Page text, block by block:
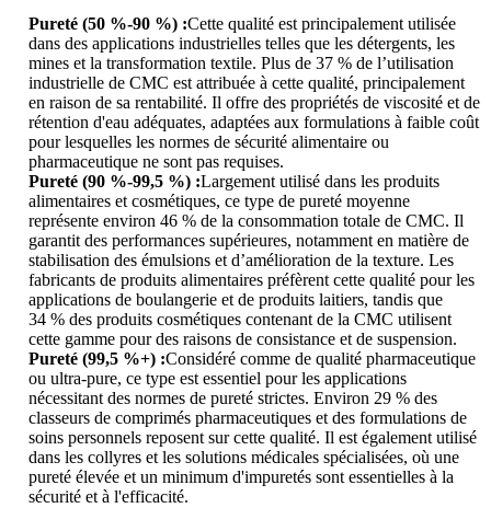
Pureté (50 %-90 %) :Cette qualité est principalement utilisée
dans des applications industrielles telles que les détergents, les
mines et la transformation textile. Plus de 37 % de l’utilisation
industrielle de CMC est attribuée à cette qualité, principalement
en raison de sa rentabilité. Il offre des propriétés de viscosité et de
rétention d'eau adéquates, adaptées aux formulations à faible coût
pour lesquelles les normes de sécurité alimentaire ou
pharmaceutique ne sont pas requises.
Pureté (90 %-99,5 %) :Largement utilisé dans les produits
alimentaires et cosmétiques, ce type de pureté moyenne
représente environ 46 % de la consommation totale de CMC. Il
garantit des performances supérieures, notamment en matière de
stabilisation des émulsions et d’amélioration de la texture. Les
fabricants de produits alimentaires préfèrent cette qualité pour les
applications de boulangerie et de produits laitiers, tandis que
34 % des produits cosmétiques contenant de la CMC utilisent
cette gamme pour des raisons de consistance et de suspension.
Pureté (99,5 %+) :Considéré comme de qualité pharmaceutique
ou ultra-pure, ce type est essentiel pour les applications
nécessitant des normes de pureté strictes. Environ 29 % des
classeurs de comprimés pharmaceutiques et des formulations de
soins personnels reposent sur cette qualité. Il est également utilisé
dans les collyres et les solutions médicales spécialisées, où une
pureté élevée et un minimum d'impuretés sont essentielles à la
sécurité et à l'efficacité.